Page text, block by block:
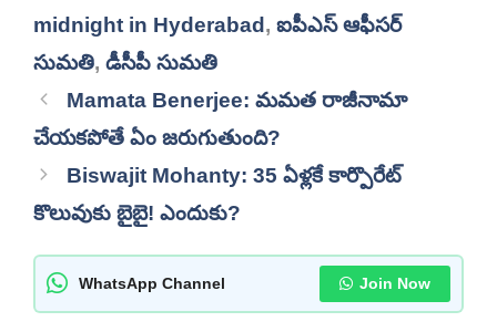
midnight in Hyderabad , ఐపీఎస్ ఆఫీసర్
సుమతి, డీసీపీ సుమతి
Mamata Benerjee: మమత రాజీనామా
చేయకపోతే ఏం జరుగుతుంది?
Biswajit Mohanty: 35 ఏళ్లకే కార్పొరేట్
కొలువుకు బైబై! ఎందుకు?
WhatsApp Channel Join Now